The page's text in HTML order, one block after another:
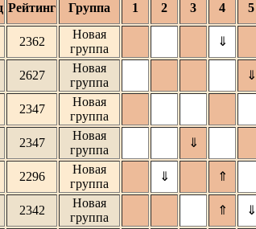
Рейтинг Группа 1 2 3 4 5
2362
Новая
группа
⇓
2627
Новая
группа
⇓
2347
Новая
группа
2347
Новая
группа
⇓
2296
Новая
группа
⇓ ⇑
2342
Новая
группа
⇑ ⇓